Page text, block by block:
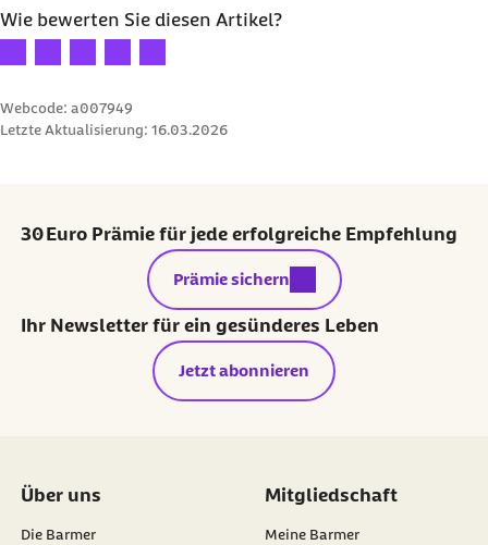
Wie bewerten Sie diesen Artikel?
Ihre Bewertung: 1 Stern
Ihre Bewertung: 2 Sterne
Ihre Bewertung: 3 Sterne
Ihre Bewertung: 4 Sterne
Ihre Bewertung: 5 Sterne
Webcode: a007949
Letzte Aktualisierung: 16.03.2026
30 Euro Prämie für jede erfolgreiche Empfehlung
externer Link:
Prämie sichern
Ihr Newsletter für ein gesünderes Leben
Jetzt abonnieren
Über uns
Die Barmer
Mitgliedschaft
Meine Barmer